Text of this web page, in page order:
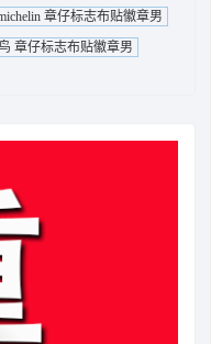
章仔标志布贴徽章男
章仔标志布贴徽章男